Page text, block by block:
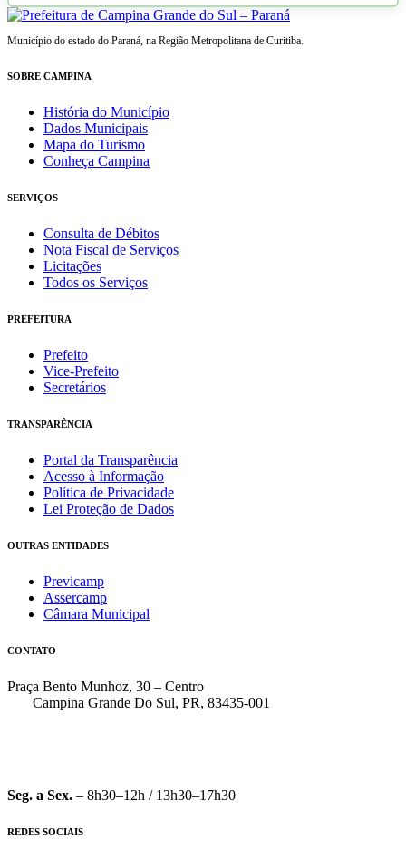
Município do estado do Paraná, na Região Metropolitana de Curitiba.
SOBRE CAMPINA
História do Município
Dados Municipais
Mapa do Turismo
Conheça Campina
SERVIÇOS
Consulta de Débitos
Nota Fiscal de Serviços
Licitações
Todos os Serviços
PREFEITURA
Prefeito
Vice-Prefeito
Secretários
TRANSPARÊNCIA
Portal da Transparência
Acesso à Informação
Política de Privacidade
Lei Proteção de Dados
OUTRAS ENTIDADES
Previcamp
Assercamp
Câmara Municipal
CONTATO
Praça Bento Munhoz, 30 – Centro
Campina Grande Do Sul, PR, 83435-001
Seg. a Sex. – 8h30–12h / 13h30–17h30
REDES SOCIAIS